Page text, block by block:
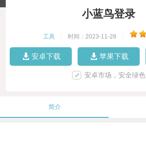
小蓝鸟登录
工具 时间：2023-11-28
安卓下载 苹果下载
安卓市场，安全绿色
简介